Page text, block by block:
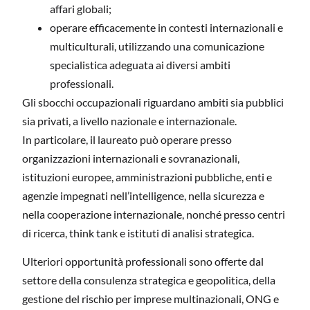
affari globali;
operare efficacemente in contesti internazionali e
multiculturali, utilizzando una comunicazione
specialistica adeguata ai diversi ambiti
professionali.
Gli sbocchi occupazionali riguardano ambiti sia pubblici
sia privati, a livello nazionale e internazionale.
In particolare, il laureato può operare presso
organizzazioni internazionali e sovranazionali,
istituzioni europee, amministrazioni pubbliche, enti e
agenzie impegnati nell’intelligence, nella sicurezza e
nella cooperazione internazionale, nonché presso centri
di ricerca, think tank e istituti di analisi strategica.
Ulteriori opportunità professionali sono offerte dal
settore della consulenza strategica e geopolitica, della
gestione del rischio per imprese multinazionali, ONG e